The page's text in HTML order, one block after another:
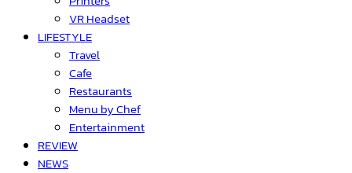
VR Headset
LIFESTYLE
Travel
Cafe
Restaurants
Menu by Chef
Entertainment
REVIEW
NEWS